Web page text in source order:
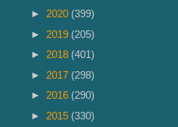
► 2020 (399)
► 2019 (205)
► 2018 (401)
► 2017 (298)
► 2016 (290)
► 2015 (330)